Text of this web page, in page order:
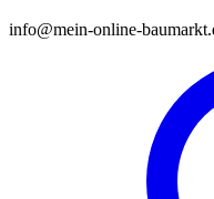
info@mein-online-